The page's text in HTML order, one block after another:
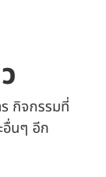
ร กิจกรรมที่
นๆ อีก